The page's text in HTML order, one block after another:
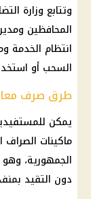
وتتابع وزارة
المحافظين
انتظام الخدمة
السحب أو
طرق صرف
يمكن
ماكينات
الجمهورية،
دون التقيد